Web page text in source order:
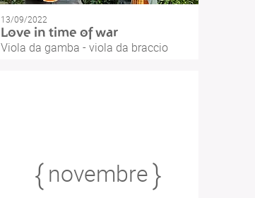
13/09/2022
Love in time of war
Viola da gamba - viola da braccio
novembre